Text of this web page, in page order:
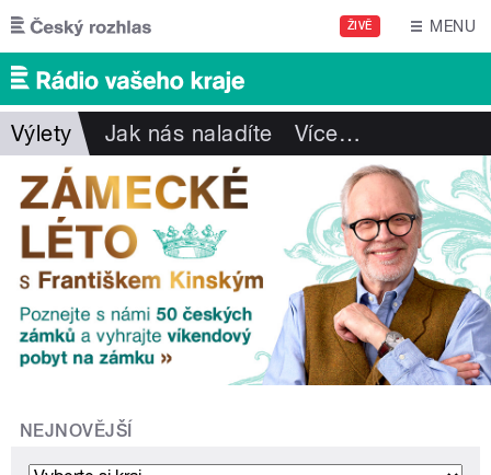
Přejít k hlavnímu obsahu
ŽIVĚ MENU
Výlety Jak nás naladíte Více…
NEJNOVĚJŠÍ